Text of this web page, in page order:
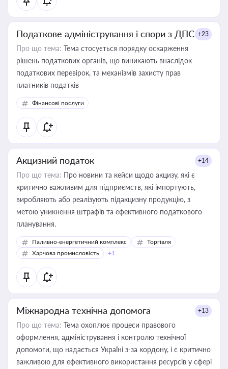
Податкове адміністрування і спори з ДПС +23
Про що тема: Тема стосується порядку оскарження
рішень податкових органів, що виникають внаслідок
податкових перевірок, та механізмів захисту прав
платників податків
Фінансові послуги
Акцизний податок +14
Про що тема: Про новини та кейси щодо акцизу, які є
критично важливим для підприємств, які імпортують,
виробляють або реалізують підакцизну продукцію, з
метою уникнення штрафів та ефективного податкового
планування.
Паливно-енергетичний комплекс
Торгівля
Харчова промисловість
+1
Міжнародна технічна допомога +13
Про що тема: Тема охоплює процеси правового
оформлення, адміністрування і контролю технічної
допомоги, що надається Україні з-за кордону, і є критично
важливою для ефективного використання ресурсів у сфері